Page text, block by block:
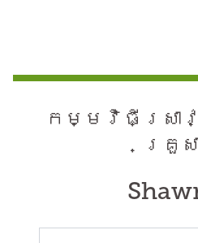
កម្មវិធី​ស្រា
គ្រួស